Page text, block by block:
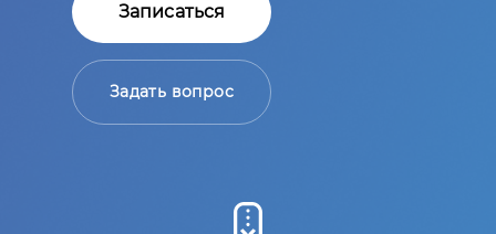
Записаться
Задать вопрос